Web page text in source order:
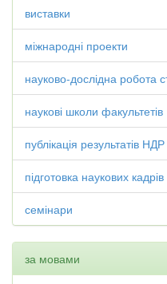
виставки
міжнародні проекти
науково-дослідна робота
наукові школи факультетів
публікація результатів НДР
підготовка наукових кадрів
семінари
за мовами